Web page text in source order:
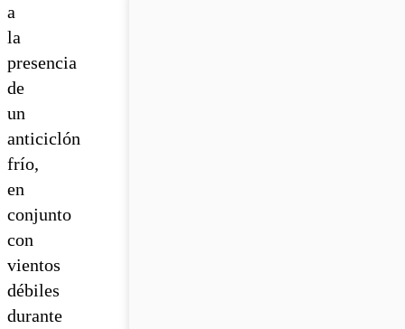
a
la
presencia
de
un
anticiclón
frío,
en
conjunto
con
vientos
débiles
durante